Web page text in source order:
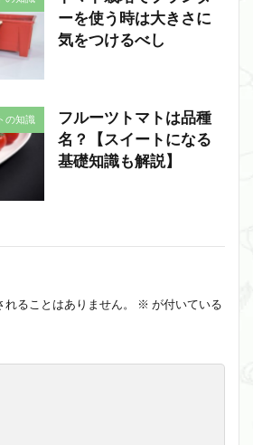
ーを使う時は大きさに
気をつけるべし
の知識
フルーツトマトは品種
名？【スイートになる
基礎知識も解説】
ることはありません。 ※ が付いている